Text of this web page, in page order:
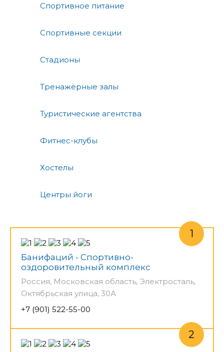
Спортивное питание
Спортивные секции
Стадионы
Тренажёрные залы
Туристические агентства
Фитнес-клубы
Хостелы
Центры йоги
Банифаций - Спортивно-
оздоровительный комплекс
Россия, Московская область, Электросталь,
Октябрьская улица, 30А
+7 (901) 522-55-00